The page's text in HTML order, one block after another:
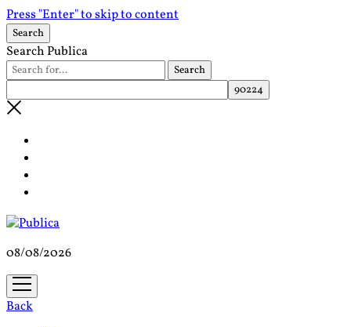
Press "Enter" to skip to content
Search
Search Publica
08/08/2026
open
menu
Back